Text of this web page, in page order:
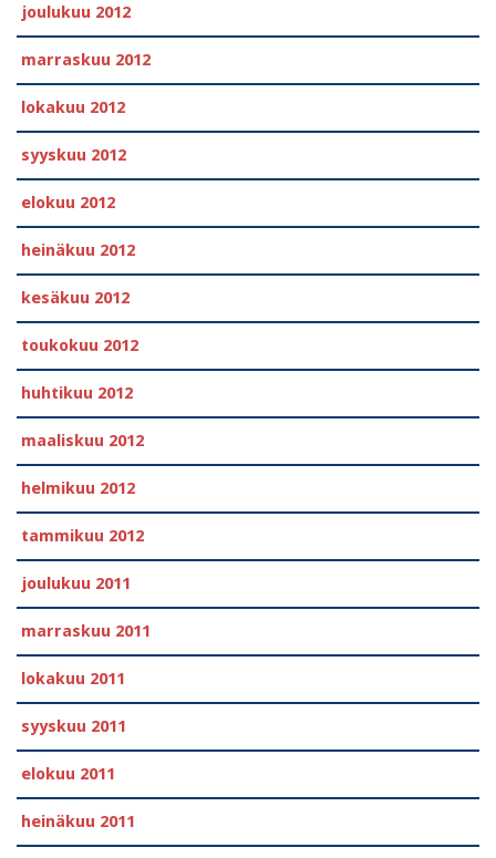
joulukuu 2012
marraskuu 2012
lokakuu 2012
syyskuu 2012
elokuu 2012
heinäkuu 2012
kesäkuu 2012
toukokuu 2012
huhtikuu 2012
maaliskuu 2012
helmikuu 2012
tammikuu 2012
joulukuu 2011
marraskuu 2011
lokakuu 2011
syyskuu 2011
elokuu 2011
heinäkuu 2011